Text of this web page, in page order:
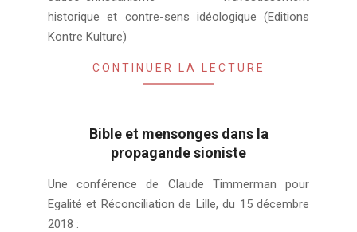
historique et contre-sens idéologique (Editions
Kontre Kulture)
CONTINUER LA LECTURE
Bible et mensonges dans la
propagande sioniste
04-
22
Une conférence de Claude Timmerman pour
Egalité et Réconciliation de Lille, du 15 décembre
2018 :